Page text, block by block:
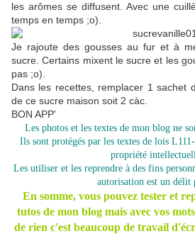
les arômes se diffusent. Avec une
temps en temps ;o).
Je rajoute des gousses au fur et à
sucre. Certains mixent le sucre et les
pas ;o).
Dans les recettes, remplacer 1 sachet
de ce sucre maison soit 2 càc.
BON APP'
Les photos et les textes de mon blog ne
Ils sont protégés par les textes de lois
propriété
Les utiliser et les reprendre à des fins
autorisation est un délit
En somme, vous pouvez tester et
tutos de mon blog mais avec vos
de rien c'est beaucoup de travail